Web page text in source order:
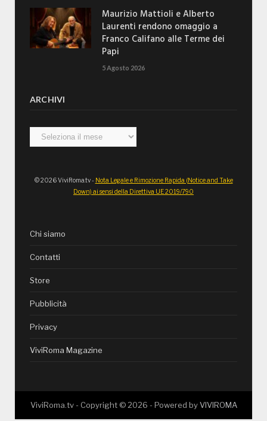
Maurizio Mattioli e Alberto
Laurenti rendono omaggio a
Franco Califano alle Terme dei
Papi
5 Agosto 2026
ARCHIVI
Archivi
© 2026 ViviRoma.tv - Nota Legale e Rimozione Rapida (Notice and Take
Down) ai sensi della Direttiva UE 2019/790
Chi siamo
Contatti
Store
Pubblicità
Privacy
ViviRoma Magazine
ViviRoma.tv - Copyright © 2026 - Powered byVIVIROMA